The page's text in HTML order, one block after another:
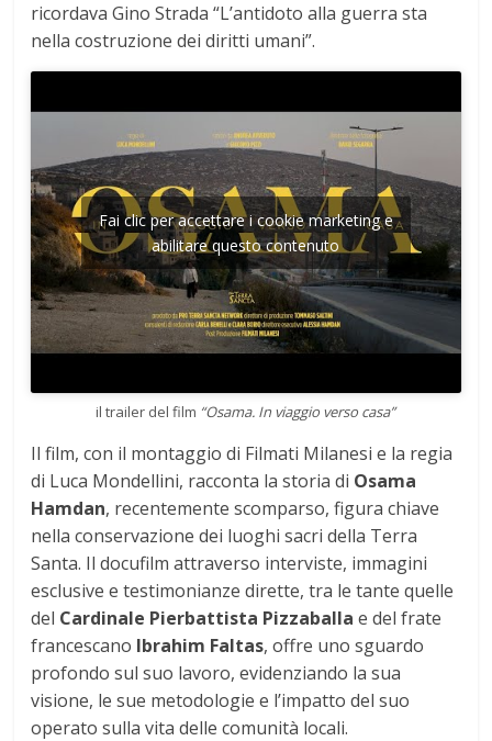
ricordava Gino Strada “L’antidoto alla guerra sta
nella costruzione dei diritti umani”.
Fai clic per accettare i cookie marketing e
abilitare questo contenuto
il trailer del film “Osama. In viaggio verso casa”
Il film, con il montaggio di Filmati Milanesi e la regia
di Luca Mondellini, racconta la storia di Osama
Hamdan, recentemente scomparso, figura chiave
nella conservazione dei luoghi sacri della Terra
Santa. Il docufilm attraverso interviste, immagini
esclusive e testimonianze dirette, tra le tante quelle
del Cardinale Pierbattista Pizzaballa e del frate
francescano Ibrahim Faltas, offre uno sguardo
profondo sul suo lavoro, evidenziando la sua
visione, le sue metodologie e l’impatto del suo
operato sulla vita delle comunità locali.